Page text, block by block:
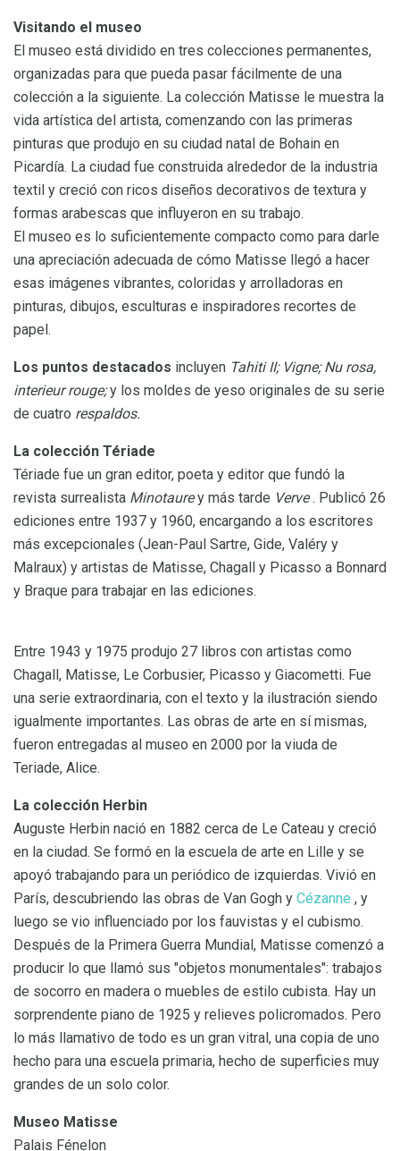
Visitando el museo
El museo está dividido en tres colecciones permanentes,
organizadas para que pueda pasar fácilmente de una
colección a la siguiente. La colección Matisse le muestra la
vida artística del artista, comenzando con las primeras
pinturas que produjo en su ciudad natal de Bohain en
Picardía. La ciudad fue construida alrededor de la industria
textil y creció con ricos diseños decorativos de textura y
formas arabescas que influyeron en su trabajo.
El museo es lo suficientemente compacto como para darle
una apreciación adecuada de cómo Matisse llegó a hacer
esas imágenes vibrantes, coloridas y arrolladoras en
pinturas, dibujos, esculturas e inspiradores recortes de
papel.
Los puntos destacados incluyen Tahiti II; Vigne; Nu rosa,
interieur rouge;y los moldes de yeso originales de su serie
de cuatro respaldos.
La colección Tériade
Tériade fue un gran editor, poeta y editor que fundó la
revista surrealista Minotaurey más tarde Verve. Publicó 26
ediciones entre 1937 y 1960, encargando a los escritores
más excepcionales (Jean-Paul Sartre, Gide, Valéry y
Malraux) y artistas de Matisse, Chagall y Picasso a Bonnard
y Braque para trabajar en las ediciones.
Entre 1943 y 1975 produjo 27 libros con artistas como
Chagall, Matisse, Le Corbusier, Picasso y Giacometti. Fue
una serie extraordinaria, con el texto y la ilustración siendo
igualmente importantes. Las obras de arte en sí mismas,
fueron entregadas al museo en 2000 por la viuda de
Teriade, Alice.
La colección Herbin
Auguste Herbin nació en 1882 cerca de Le Cateau y creció
en la ciudad. Se formó en la escuela de arte en Lille y se
apoyó trabajando para un periódico de izquierdas. Vivió en
París, descubriendo las obras de Van Gogh y Cézanne , y
luego se vio influenciado por los fauvistas y el cubismo.
Después de la Primera Guerra Mundial, Matisse comenzó a
producir lo que llamó sus "objetos monumentales": trabajos
de socorro en madera o muebles de estilo cubista. Hay un
sorprendente piano de 1925 y relieves policromados. Pero
lo más llamativo de todo es un gran vitral, una copia de uno
hecho para una escuela primaria, hecho de superficies muy
grandes de un solo color.
Museo Matisse
Palais Fénelon